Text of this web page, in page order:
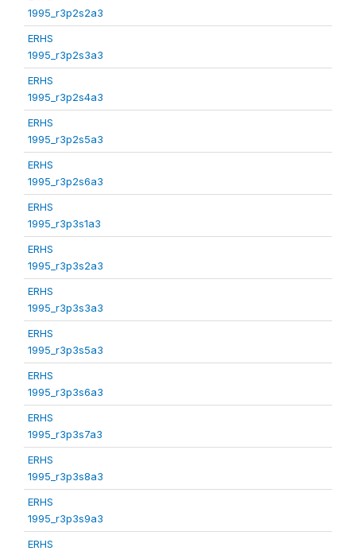
1995_r3p2s2a3
ERHS
1995_r3p2s3a3
ERHS
1995_r3p2s4a3
ERHS
1995_r3p2s5a3
ERHS
1995_r3p2s6a3
ERHS
1995_r3p3s1a3
ERHS
1995_r3p3s2a3
ERHS
1995_r3p3s3a3
ERHS
1995_r3p3s5a3
ERHS
1995_r3p3s6a3
ERHS
1995_r3p3s7a3
ERHS
1995_r3p3s8a3
ERHS
1995_r3p3s9a3
ERHS